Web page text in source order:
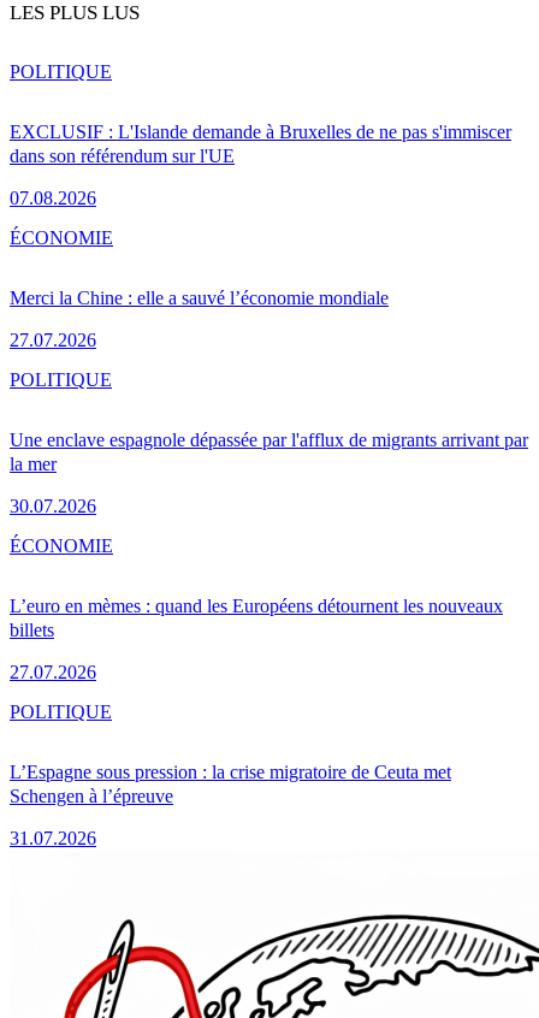
LES PLUS LUS
EXCLUSIF : L'Islande demande à Bruxelles de ne pas s'immiscer
dans son référendum sur l'UE
07.08.2026
POLITIQUE
Merci la Chine : elle a sauvé l’économie mondiale
27.07.2026
ÉCONOMIE
Une enclave espagnole dépassée par l'afflux de migrants arrivant par
la mer
30.07.2026
POLITIQUE
L’euro en mèmes : quand les Européens détournent les nouveaux
billets
27.07.2026
ÉCONOMIE
L’Espagne sous pression : la crise migratoire de Ceuta met
Schengen à l’épreuve
31.07.2026
POLITIQUE